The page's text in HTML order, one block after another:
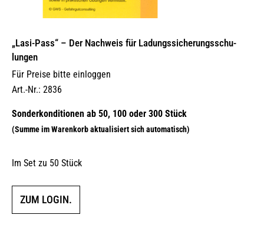
„Lasi-Pass“ – Der Nachweis für Ladungs­si­che­rungs­schu­
lungen
Für Preise bitte einloggen
Art.-Nr.: 2836
Im Set zu 50 Stück
ZUM LOGIN.